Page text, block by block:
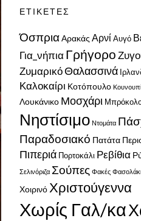
ΕΤΙΚΈΤΕΣ
Όσπρια Αρακάς Αρνί Αυγό
Για_νήπια Γρήγορο
ΖυμαρικόΘαλασσινά
Καλοκαίρι Κοτόπουλο
Λουκάνικο Μοσχάρι
Νηστίσιμο Ντομάτα
Παραδοσιακό Πατάτα
Πιπεριά Πορτοκάλι Ρεβίθια
Σελινόριζα Σούπες Φακές
Χοιρινό Χριστούγεννα
Χωρίς Γαλ/κα